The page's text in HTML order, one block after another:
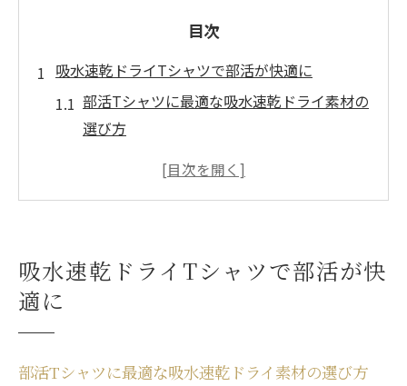
目次
吸水速乾ドライTシャツで部活が快適に
部活Tシャツに最適な吸水速乾ドライ素材の
選び方
吸水速乾ドライTシャツが部活で求められる
部活Tシャツは吸水速乾ドライ素材で差がつ
吸水速乾ドライTシャツで部活が快
適に
部活Tシャツに最適な吸水速乾ドライ素材の選び方